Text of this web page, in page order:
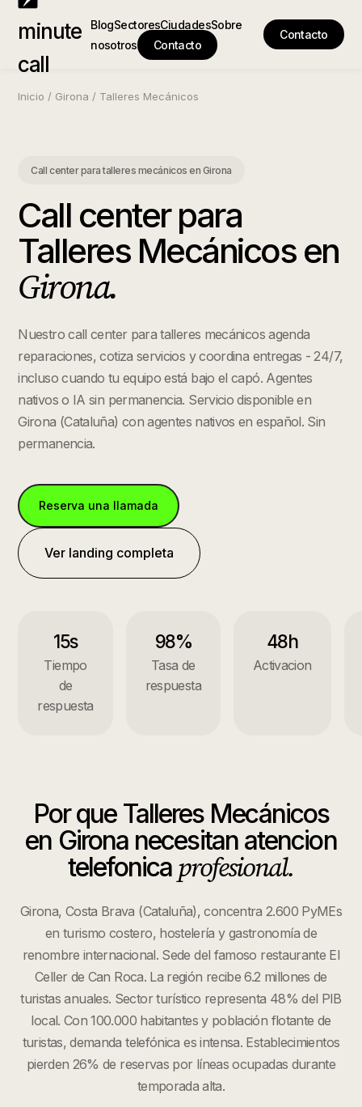
minute
call
BlogSectoresCiudadesSobre
nosotros
Contacto
Contacto
Inicio / Girona / Talleres Mecánicos
Call center para talleres mecánicos en Girona
Call center para
Talleres Mecánicosen
Girona.
Nuestro call center para talleres mecánicos agenda
reparaciones, cotiza servicios y coordina entregas - 24/7,
incluso cuando tu equipo está bajo el capó. Agentes
nativos o IA sin permanencia. Servicio disponible en
Girona (Cataluña) con agentes nativos en español. Sin
permanencia.
Reserva una llamada
Ver landing completa
15s
Tiempo
de
respuesta
98%
Tasa de
respuesta
48h
Activacion
Por que Talleres Mecánicos
en Girona necesitan atencion
telefonica profesional.
Girona, Costa Brava (Cataluña), concentra 2.600 PyMEs
en turismo costero, hostelería y gastronomía de
renombre internacional. Sede del famoso restaurante El
Celler de Can Roca. La región recibe 6.2 millones de
turistas anuales. Sector turístico representa 48% del PIB
local. Con 100.000 habitantes y población flotante de
turistas, demanda telefónica es intensa. Establecimientos
pierden 26% de reservas por líneas ocupadas durante
temporada alta.